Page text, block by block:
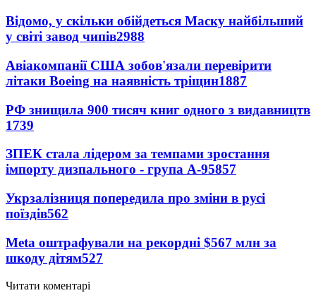
Відомо, у скільки обійдеться Маску найбільший
у світі завод чипів2988
Авіакомпанії США зобов'язали перевірити
літаки Boeing на наявність тріщин1887
РФ знищила 900 тисяч книг одного з видавництв
1739
ЗПЕК стала лідером за темпами зростання
імпорту дизпального - група А-95857
Укрзалізниця попередила про зміни в русі
поїздів562
Meta оштрафували на рекордні $567 млн за
шкоду дітям527
Читати коментарі